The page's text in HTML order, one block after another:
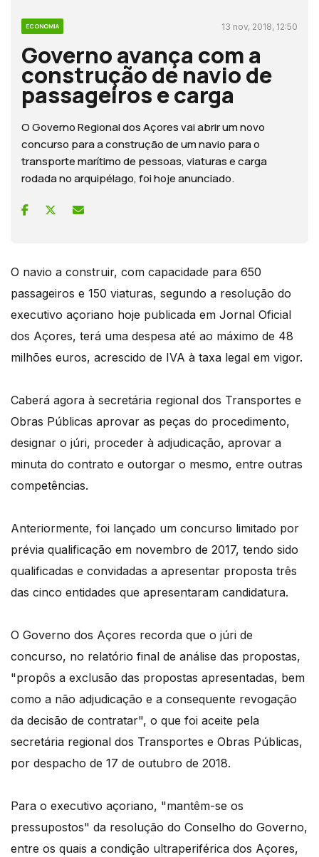
ECONOMIA 13 nov, 2018, 12:50
Governo avança com a
construção de navio de
passageiros e carga
O Governo Regional dos Açores vai abrir um novo
concurso para a construção de um navio para o
transporte marítimo de pessoas, viaturas e carga
rodada no arquipélago, foi hoje anunciado.
O navio a construir, com capacidade para 650
passageiros e 150 viaturas, segundo a resolução do
executivo açoriano hoje publicada em Jornal Oficial
dos Açores, terá uma despesa até ao máximo de 48
milhões euros, acrescido de IVA à taxa legal em vigor.
Caberá agora à secretária regional dos Transportes e
Obras Públicas aprovar as peças do procedimento,
designar o júri, proceder à adjudicação, aprovar a
minuta do contrato e outorgar o mesmo, entre outras
competências.
Anteriormente, foi lançado um concurso limitado por
prévia qualificação em novembro de 2017, tendo sido
qualificadas e convidadas a apresentar proposta três
das cinco entidades que apresentaram candidatura.
O Governo dos Açores recorda que o júri de
concurso, no relatório final de análise das propostas,
"propôs a exclusão das propostas apresentadas, bem
como a não adjudicação e a consequente revogação
da decisão de contratar", o que foi aceite pela
secretária regional dos Transportes e Obras Públicas,
por despacho de 17 de outubro de 2018.
Para o executivo açoriano, "mantêm-se os
pressupostos" da resolução do Conselho do Governo,
entre os quais a condição ultraperiférica dos Açores,